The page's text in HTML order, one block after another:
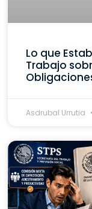
Lo que
Trabajo
Asdrubal Urrutia